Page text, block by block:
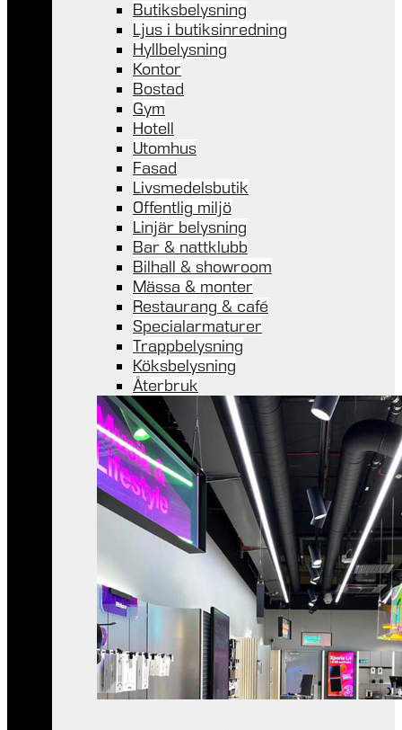
Butiksbelysning
Ljus i butiksinredning
Hyllbelysning
Kontor
Bostad
Gym
Hotell
Utomhus
Fasad
Livsmedelsbutik
Offentlig miljö
Linjär belysning
Bar & nattklubb
Bilhall & showroom
Mässa & monter
Restaurang & café
Specialarmaturer
Trappbelysning
Köksbelysning
Återbruk